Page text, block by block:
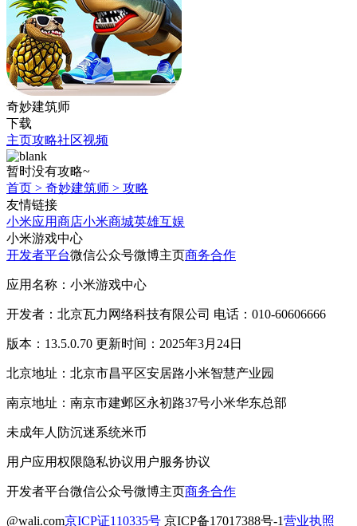
奇妙建筑师
下载
主页攻略社区视频
暂时没有攻略~
首页 > 奇妙建筑师 > 攻略
友情链接
小米应用商店小米商城英雄互娱
小米游戏中心
开发者平台微信公众号微博主页商务合作
应用名称：小米游戏中心
开发者：北京瓦力网络科技有限公司 电话：010-60606666
版本：13.5.0.70 更新时间：2025年3月24日
北京地址：北京市昌平区安居路小米智慧产业园
南京地址：南京市建邺区永初路37号小米华东总部
未成年人防沉迷系统米币
用户应用权限隐私协议用户服务协议
开发者平台微信公众号微博主页商务合作
@wali.com京ICP证110335号 京ICP备17017388号-1营业执照